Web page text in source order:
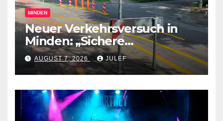
MINDEN
Neuer Verkehrsversuch in
Minden: „Sichere
Verkehrswege schaffen“
AUGUST 7, 2026 JULEF